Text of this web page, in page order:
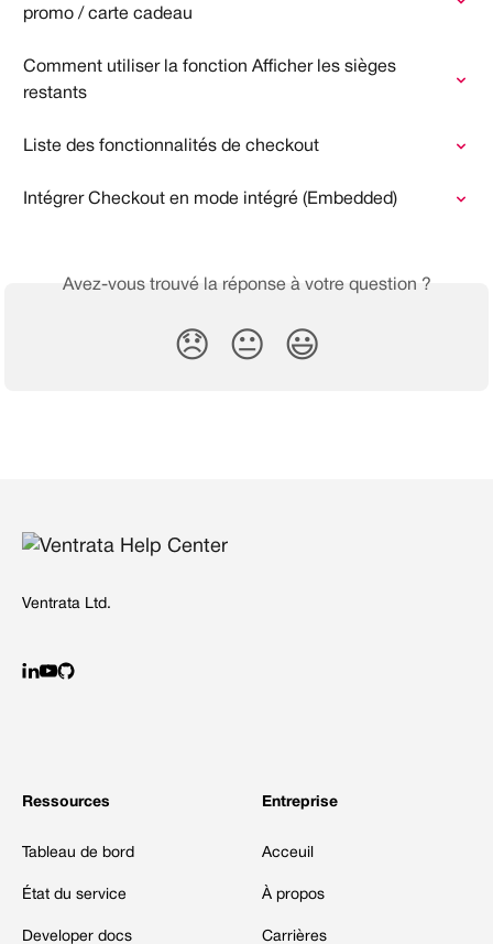
promo / carte cadeau
Comment utiliser la fonction Afficher les sièges
restants
Liste des fonctionnalités de checkout
Intégrer Checkout en mode intégré (Embedded)
Avez-vous trouvé la réponse à votre question ?
😞 😐 😃
Ventrata Ltd.
Ressources
Tableau de bord
État du service
Developer docs
Entreprise
Acceuil
À propos
Carrières